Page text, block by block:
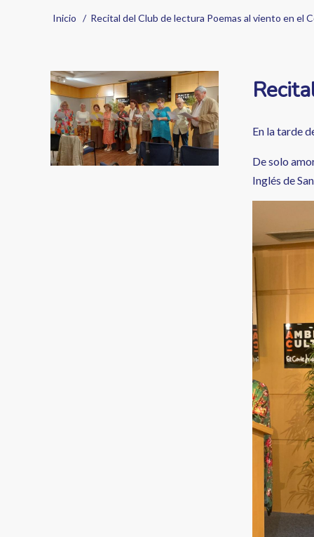
Sobrescribir
de
ayuda
a
la
Inicio Recital del Club de lectura Poemas al viento en el
Image
En la tarde
De solo
Inglés de